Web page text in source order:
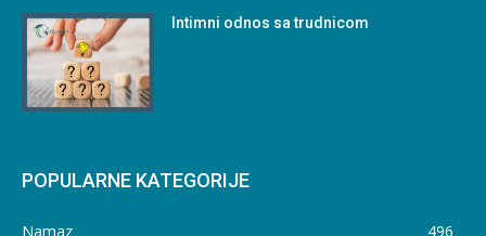
Intimni odnos sa trudnicom
POPULARNE KATEGORIJE
Namaz 496